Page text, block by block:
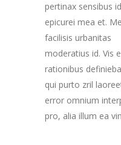
pertinax sensibus
epicurei mea et.
facilisis urbanitas
moderatius id. Vis
rationibus
qui purto zril
error omnium
pro, alia illum ea